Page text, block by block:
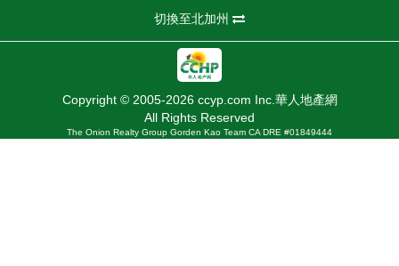
切換至北加州
Copyright © 2005-2026 ccyp.com Inc.華人地產網
All Rights Reserved
The Onion Realty Group Gorden Kao Team CA DRE #01849444